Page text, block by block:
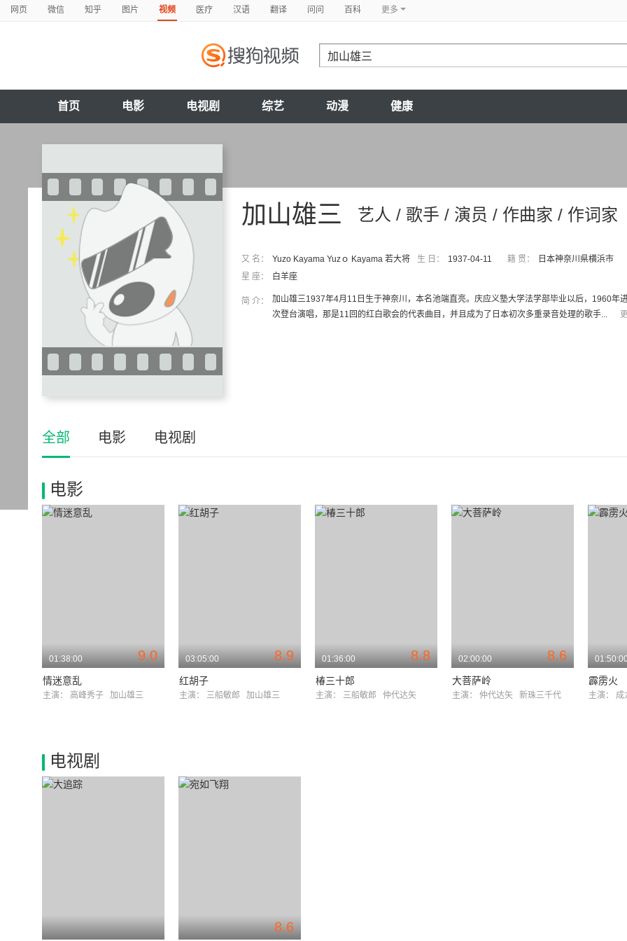
网页 微信 知乎 图片 视频 医疗 汉语 翻译 问问 百科 更多
首页 电影 电视剧 综艺 动漫 健康
艺人 / 歌手 / 演员 / 作曲家 / 作词家
加山雄三
又 名： Yuzo Kayama Yuzｏ Kayama 若大将 生 日： 1937-04-11 籍 贯：
日本神奈川県横浜市
星 座：
白羊座
简 介：
加山雄三1937年4月11日生于神奈川，本名池端直亮。庆应义塾大学法学部毕业以后，1960
次登台演唱，那是11回的红白歌会的代表曲目，并且成为了日本初次多重录音处理的歌手...
全部 电影 电视剧
电影
9.0
01:38:00
情迷意乱
主演： 高峰秀子 加山雄三
8.9
03:05:00
红胡子
主演： 三船敏郎 加山雄三
8.8
01:36:00
椿三十郎
主演： 三船敏郎 仲代达矢
8.6
02:00:00
大菩萨岭
主演： 仲代达矢 新珠三千代
霹雳火
主演：
电视剧
8.6